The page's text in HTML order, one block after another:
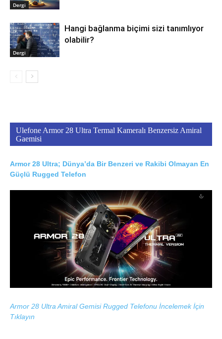
Dergi
Dergi
Hangi bağlanma biçimi sizi tanımlıyor
olabilir?
Ulefone Armor 28 Ultra Termal Kameralı Benzersiz Amiral
Gaemisi
Armor 28 Ultra; Dünya’da Bir Benzeri ve Rakibi Olmayan En
Güçlü Rugged Telefon
Armor 28 Ultra Amiral Gemisi Rugged Telefonu İncelemek İçin
Tıklayın